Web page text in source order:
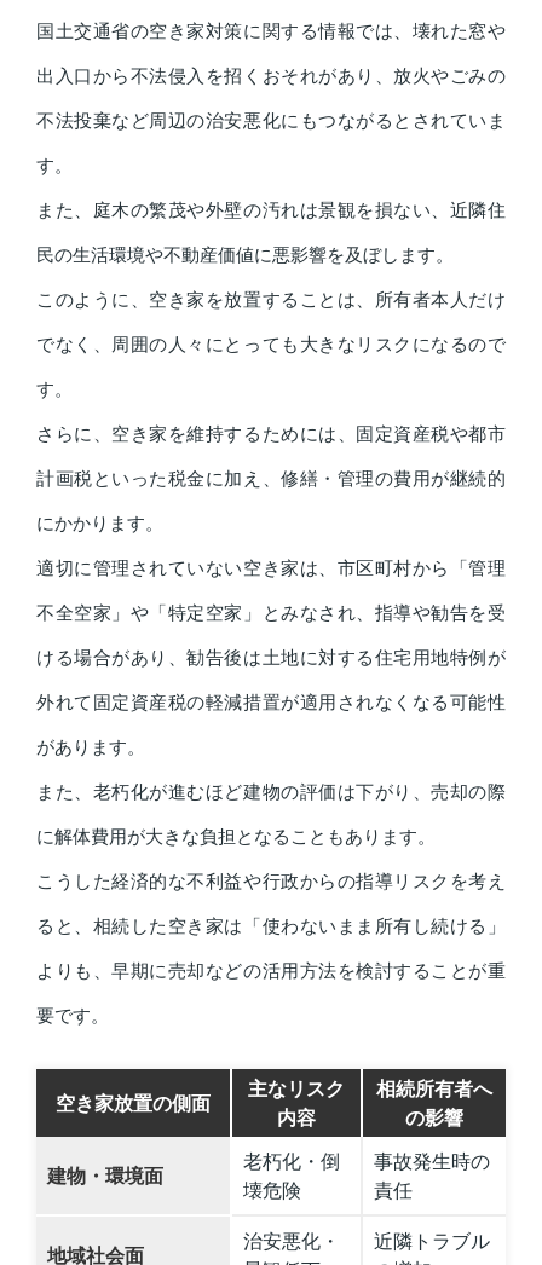
国土交通省の空き家対策に関する情報では、壊れた窓や
出入口から不法侵入を招くおそれがあり、放火やごみの
不法投棄など周辺の治安悪化にもつながるとされていま
す。
また、庭木の繁茂や外壁の汚れは景観を損ない、近隣住
民の生活環境や不動産価値に悪影響を及ぼします。
このように、空き家を放置することは、所有者本人だけ
でなく、周囲の人々にとっても大きなリスクになるので
す。
さらに、空き家を維持するためには、固定資産税や都市
計画税といった税金に加え、修繕・管理の費用が継続的
にかかります。
適切に管理されていない空き家は、市区町村から「管理
不全空家」や「特定空家」とみなされ、指導や勧告を受
ける場合があり、勧告後は土地に対する住宅用地特例が
外れて固定資産税の軽減措置が適用されなくなる可能性
があります。
また、老朽化が進むほど建物の評価は下がり、売却の際
に解体費用が大きな負担となることもあります。
こうした経済的な不利益や行政からの指導リスクを考え
ると、相続した空き家は「使わないまま所有し続ける」
よりも、早期に売却などの活用方法を検討することが重
要です。
空き家放置の側面
主なリスク
内容
相続所有者へ
の影響
建物・環境面
老朽化・倒
壊危険
事故発生時の
責任
地域社会面
治安悪化・
近隣トラブル